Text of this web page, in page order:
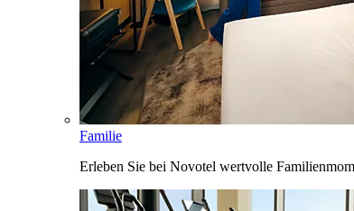
Familie
Erleben Sie bei Novotel wertvolle